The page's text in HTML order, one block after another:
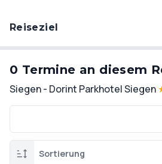
Reiseziel
0 Termine an diesem
Siegen - Dorint Parkhotel Siegen
Sortierung